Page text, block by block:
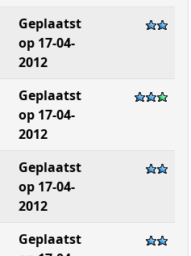
Geplaatst
op 17-04-
2012
Geplaatst
op 17-04-
2012
Geplaatst
op 17-04-
2012
Geplaatst